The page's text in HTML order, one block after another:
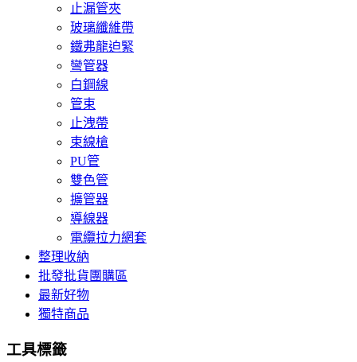
止漏管夾
玻璃纖維帶
鐵弗龍迫緊
彎管器
白鋼線
管束
止洩帶
束線槍
PU管
雙色管
擴管器
導線器
電纜拉力網套
整理收納
批發批貨團購區
最新好物
獨特商品
工具標籤